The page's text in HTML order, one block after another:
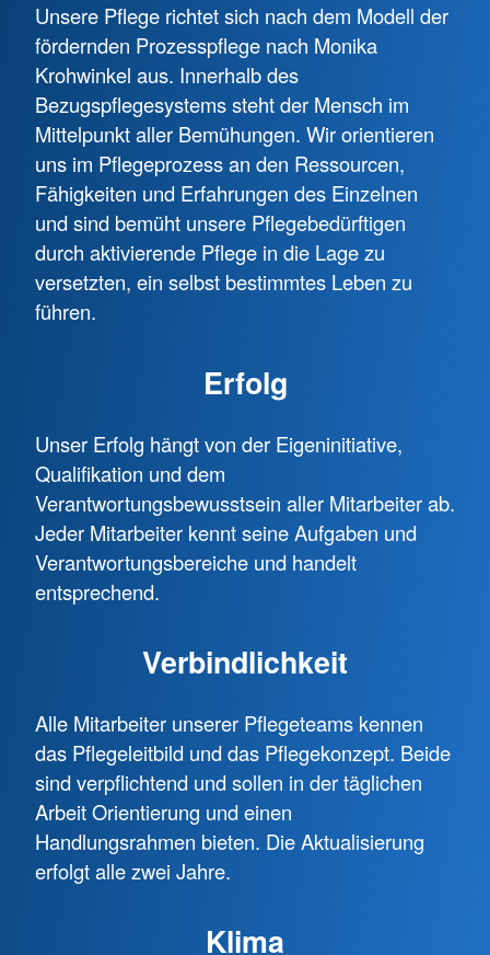
Unsere Pflege richtet sich nach dem Modell der
fördernden Prozesspflege nach Monika
Krohwinkel aus. Innerhalb des
Bezugspflegesystems steht der Mensch im
Mittelpunkt aller Bemühungen. Wir orientieren
uns im Pflegeprozess an den Ressourcen,
Fähigkeiten und Erfahrungen des Einzelnen
und sind bemüht unsere Pflegebedürftigen
durch aktivierende Pflege in die Lage zu
versetzten, ein selbst bestimmtes Leben zu
führen.
Erfolg
Unser Erfolg hängt von der Eigeninitiative,
Qualifikation und dem
Verantwortungsbewusstsein aller Mitarbeiter ab.
Jeder Mitarbeiter kennt seine Aufgaben und
Verantwortungsbereiche und handelt
entsprechend.
Verbindlichkeit
Alle Mitarbeiter unserer Pflegeteams kennen
das Pflegeleitbild und das Pflegekonzept. Beide
sind verpflichtend und sollen in der täglichen
Arbeit Orientierung und einen
Handlungsrahmen bieten. Die Aktualisierung
erfolgt alle zwei Jahre.
Klima